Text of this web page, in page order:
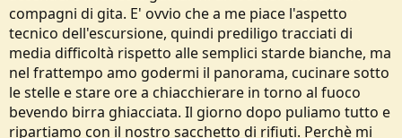
compagni di gita. E' ovvio che a me piace l'aspetto
tecnico dell'escursione, quindi prediligo tracciati di
media difficoltà rispetto alle semplici starde bianche, ma
nel frattempo amo godermi il panorama, cucinare sotto
le stelle e stare ore a chiacchierare in torno al fuoco
bevendo birra ghiacciata. Il giorno dopo puliamo tutto e
ripartiamo con il nostro sacchetto di rifiuti. Perchè mi